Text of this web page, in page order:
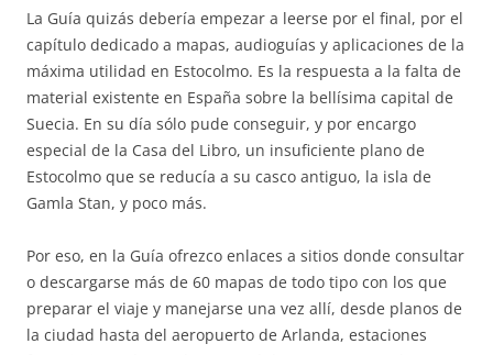
La Guía quizás debería empezar a leerse por el final, por el
capítulo dedicado a mapas, audioguías y aplicaciones de la
máxima utilidad en Estocolmo. Es la respuesta a la falta de
material existente en España sobre la bellísima capital de
Suecia. En su día sólo pude conseguir, y por encargo
especial de la Casa del Libro, un insuficiente plano de
Estocolmo que se reducía a su casco antiguo, la isla de
Gamla Stan, y poco más.
Por eso, en la Guía ofrezco enlaces a sitios donde consultar
o descargarse más de 60 mapas de todo tipo con los que
preparar el viaje y manejarse una vez allí, desde planos de
la ciudad hasta del aeropuerto de Arlanda, estaciones